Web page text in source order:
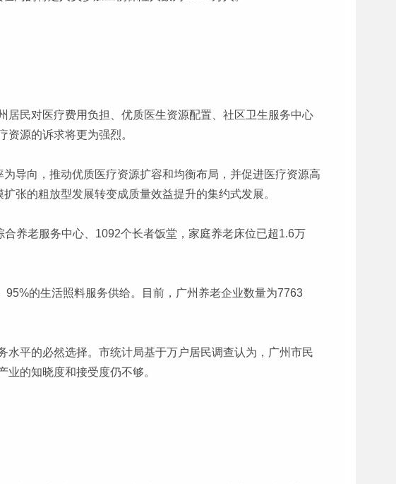
民对医疗费用负担、优质医生资源配置、社区卫生服务中心
源的诉求将更为强烈。
导向，推动优质医疗资源扩容和均衡布局，并促进医疗资源高
张的粗放型发展转变成质量效益提升的集约式发展。
养老服务中心、1092个长者饭堂，家庭养老床位已超1.6万
的生活照料服务供给。目前，广州养老企业数量为7763
平的必然选择。市统计局基于万户居民调查认为，广州市民
的知晓度和接受度仍不够。